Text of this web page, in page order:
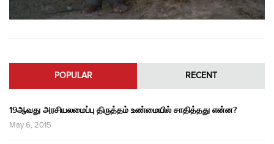
POPULAR RECENT
19ஆவது அரசியலமைப்பு திருத்தம் உண்மையில் சாதித்தது என்ன?
May 6, 2015